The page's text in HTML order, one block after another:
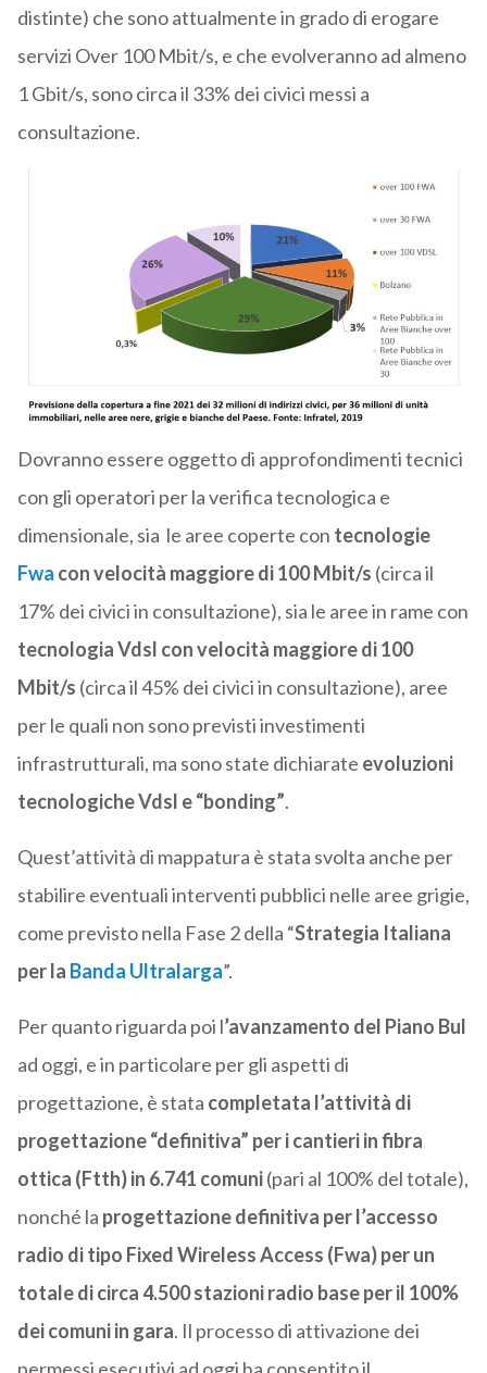
distinte) che sono attualmente in grado di erogare
servizi Over 100 Mbit/s, e che evolveranno ad almeno
1 Gbit/s, sono circa il 33% dei civici messi a
consultazione.
Dovranno essere oggetto di approfondimenti tecnici
con gli operatori per la verifica tecnologica e
dimensionale, sia le aree coperte con tecnologie
Fwa con velocità maggiore di 100 Mbit/s (circa il
17% dei civici in consultazione), sia le aree in rame con
tecnologia Vdsl con velocità maggiore di 100
Mbit/s (circa il 45% dei civici in consultazione), aree
per le quali non sono previsti investimenti
infrastrutturali, ma sono state dichiarate evoluzioni
tecnologiche Vdsl e “bonding”.
Quest’attività di mappatura è stata svolta anche per
stabilire eventuali interventi pubblici nelle aree grigie,
come previsto nella Fase 2 della “Strategia Italiana
per la Banda Ultralarga”.
Per quanto riguarda poi l’avanzamento del Piano Bul
ad oggi, e in particolare per gli aspetti di
progettazione, è stata completata l’attività di
progettazione “definitiva” per i cantieri in fibra
ottica (Ftth) in 6.741 comuni(pari al 100% del totale),
nonché la progettazione definitiva per l’accesso
radio di tipo Fixed Wireless Access (Fwa) per un
totale di circa 4.500 stazioni radio base per il 100%
dei comuni in gara. Il processo di attivazione dei